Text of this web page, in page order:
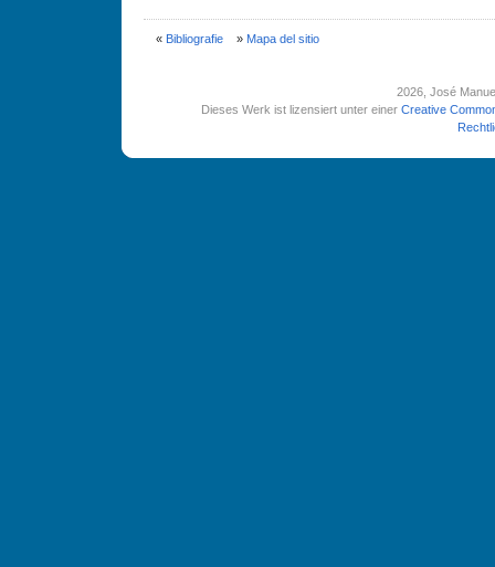
« Bibliografie» Mapa del sitio
2026 , José
Dieses Werk ist lizensiert unter einer Creative